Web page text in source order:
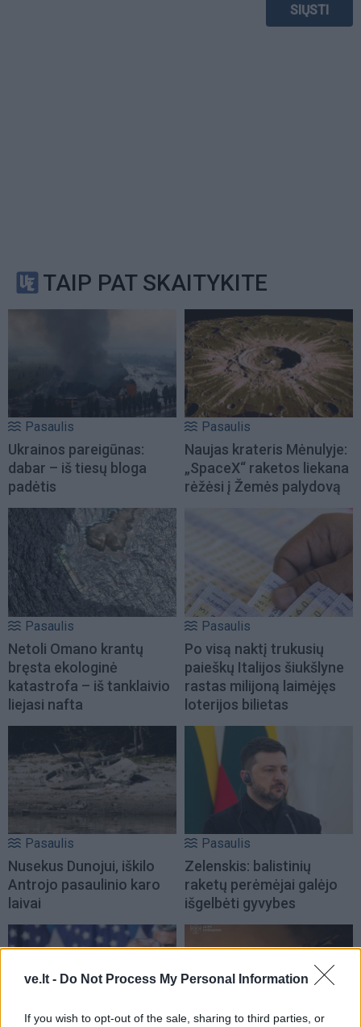
ve.lt - Do Not Process My Personal Information
If you wish to opt-out of the sale, sharing to third parties, or
TAIP PAT SKAITYKITE
Pasaulis
Ukrainos pareigūnas:
dabar – iš tiesų bloga
padėtis
Pasaulis
Naujas krateris Mėnulyje:
„SpaceX“ raketos liekana
rėžėsi į Žemės palydovą
Pasaulis
Netoli Omano krantų
bręsta ekologinė
katastrofa – iš tanklaivio
liejasi nafta
Pasaulis
Po visą naktį trukusių
paieškų Italijos šiukšlyne
rastas milijoną laimėjęs
loterijos bilietas
Pasaulis
Nusekus Dunojui, iškilo
Antrojo pasaulinio karo
laivai
Pasaulis
Zelenskis: balistinių
raketų perėmėjai galėjo
išgelbėti gyvybes